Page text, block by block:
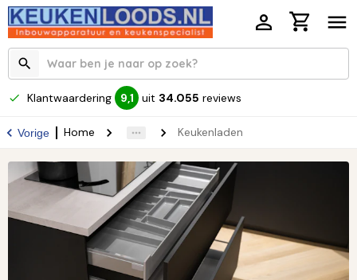
Klantwaardering 9,1 uit 34.055 reviews
Vorige Home Keukenladen